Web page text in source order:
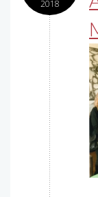
2018